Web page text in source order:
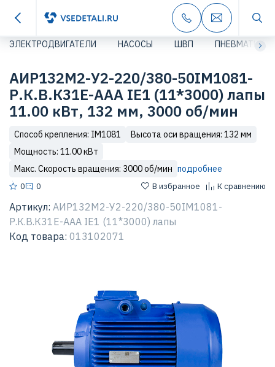
ЭЛЕКТРОДВИГАТЕЛИ НАСОСЫ ШВП ПНЕВМАТИКА
АИР132М2-У2-220/380-50IМ1081-
Р.К.В.К31Е-ААА IЕ1 (11*3000) лапы
11.00 кВт, 132 мм, 3000 об/мин
Способ крепления: IM1081
Высота оси вращения: 132 мм
Мощность: 11.00 кВт
Макс. Скорость вращения: 3000 об/мин подробнее
0 0 В избранное К сравнению
Артикул: АИР132М2-У2-220/380-50IМ1081-
Р.К.В.К31Е-ААА IЕ1 (11*3000) лапы
Код товара: 013102071